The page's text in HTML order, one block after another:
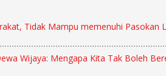
Tidak Mampu memenuhi Pasokan
Wijaya: Mengapa Kita Tak Boleh